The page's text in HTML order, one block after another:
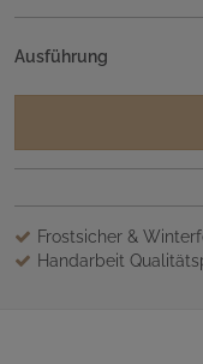
Ausführung
Frostsicher &
Handarbeit